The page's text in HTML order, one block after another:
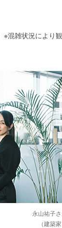
※混雑状況により
永山祐子
（建築家